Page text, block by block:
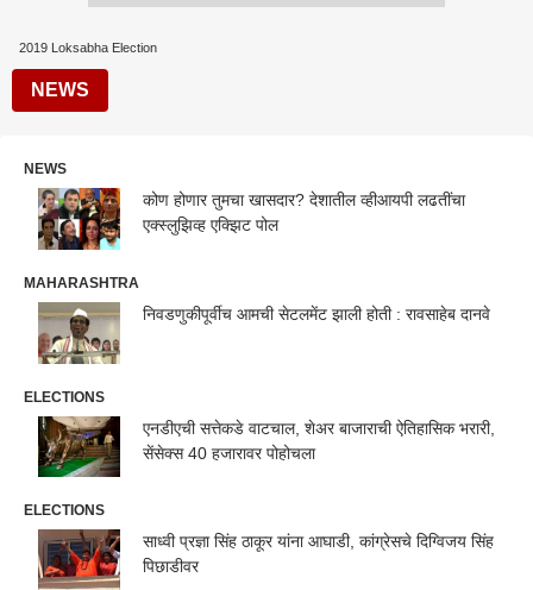
2019 Loksabha Election
NEWS
NEWS
कोण होणार तुमचा खासदार? देशातील व्हीआयपी लढतींचा
एक्स्लुझिव्ह एक्झिट पोल
MAHARASHTRA
निवडणुकीपूर्वीच आमची सेटलमेंट झाली होती : रावसाहेब दानवे
ELECTIONS
एनडीएची सत्तेकडे वाटचाल, शेअर बाजाराची ऐतिहासिक भरारी,
सेंसेक्स 40 हजारावर पोहोचला
ELECTIONS
साध्वी प्रज्ञा सिंह ठाकूर यांना आघाडी, कांग्रेसचे दिग्विजय सिंह
पिछाडीवर